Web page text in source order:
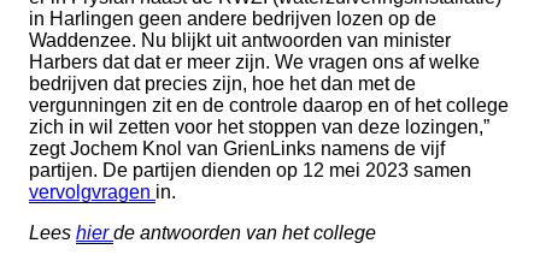
in Harlingen geen andere bedrijven lozen op de
Waddenzee. Nu blijkt uit antwoorden van minister
Harbers dat dat er meer zijn. We vragen ons af welke
bedrijven dat precies zijn, hoe het dan met de
vergunningen zit en de controle daarop en of het college
zich in wil zetten voor het stoppen van deze lozingen,”
zegt Jochem Knol van GrienLinks namens de vijf
partijen. De partijen dienden op 12 mei 2023 samen
vervolgvragen in.
Lees hierde antwoorden van het college